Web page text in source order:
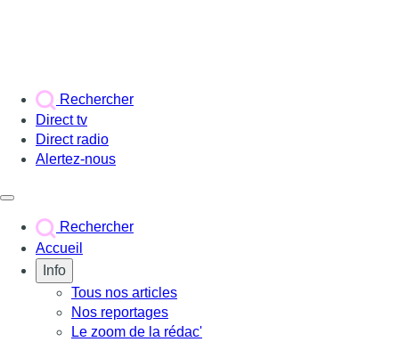
Rechercher
Direct tv
Direct radio
Alertez-nous
Rechercher
Accueil
Info
Tous nos articles
Nos reportages
Le zoom de la rédac'